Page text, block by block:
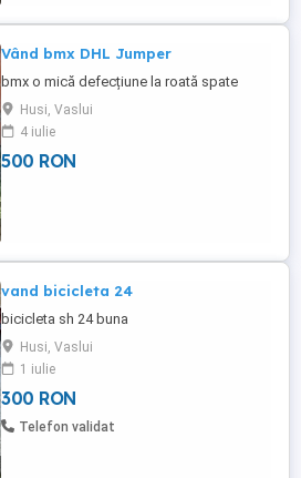
Vând bmx DHL Jumper
bmx o mică defecțiune la roată spate
Husi, Vaslui
4 iulie
500 RON
vand bicicleta 24
bicicleta sh 24 buna
Husi, Vaslui
1 iulie
300 RON
Telefon validat